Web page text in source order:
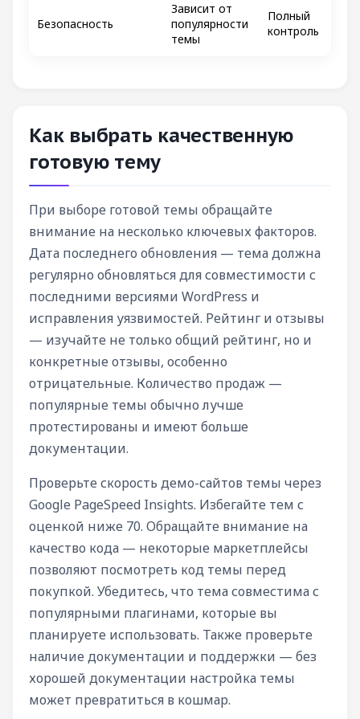
Безопасность
Зависит от
популярности
темы
Полный
контроль
Как выбрать качественную
готовую тему
При выборе готовой темы обращайте
внимание на несколько ключевых факторов.
Дата последнего обновления — тема должна
регулярно обновляться для совместимости с
последними версиями WordPress и
исправления уязвимостей. Рейтинг и отзывы
— изучайте не только общий рейтинг, но и
конкретные отзывы, особенно
отрицательные. Количество продаж —
популярные темы обычно лучше
протестированы и имеют больше
документации.
Проверьте скорость демо-сайтов темы через
Google PageSpeed Insights. Избегайте тем с
оценкой ниже 70. Обращайте внимание на
качество кода — некоторые маркетплейсы
позволяют посмотреть код темы перед
покупкой. Убедитесь, что тема совместима с
популярными плагинами, которые вы
планируете использовать. Также проверьте
наличие документации и поддержки — без
хорошей документации настройка темы
может превратиться в кошмар.